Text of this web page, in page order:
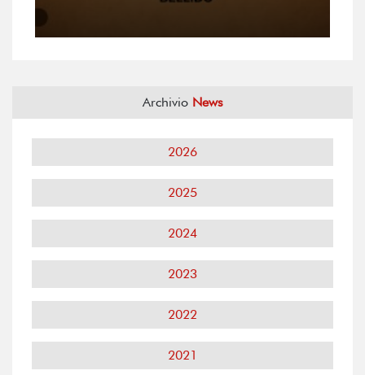
Archivio News
2026
2025
2024
2023
2022
2021